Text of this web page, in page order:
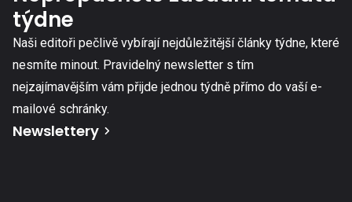
týdne
Naši editoři pečlivě vybírají nejdůležitější články týdne, které
nesmíte minout. Pravidelný newsletter s tím
nejzajímavějším vám přijde jednou týdně přímo do vaší e-
mailové schránky.
Newslettery